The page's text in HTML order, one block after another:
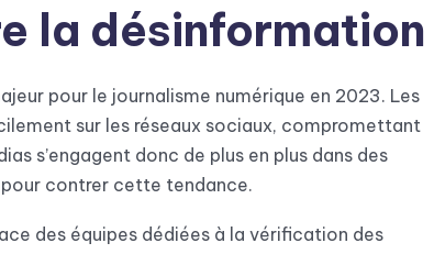
la désinformation
pour le journalisme numérique en 2023. Les
sur les réseaux sociaux, compromettant
s’engagent donc de plus en plus dans des
contrer cette tendance.
des équipes dédiées à la vérification des